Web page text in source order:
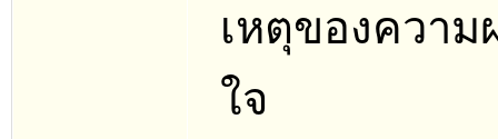
เหตุของความ
ใจ